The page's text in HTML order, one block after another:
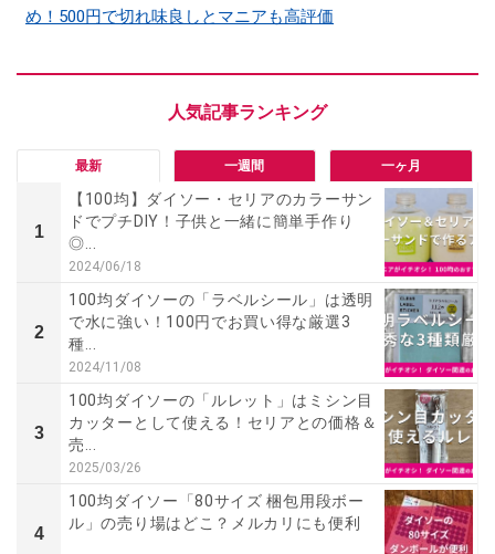
め！500円で切れ味良しとマニアも高評価
最新 一週間 一ヶ月
1
【100均】ダイソー・セリアのカラーサン
ドでプチDIY！子供と一緒に簡単手作り
◎...
2024/06/18
2
100均ダイソーの「ラベルシール」は透明
で水に強い！100円でお買い得な厳選3
種...
2024/11/08
3
100均ダイソーの「ルレット」はミシン目
カッターとして使える！セリアとの価格＆
売...
2025/03/26
4
100均ダイソー「80サイズ 梱包用段ボー
ル」の売り場はどこ？メルカリにも便利